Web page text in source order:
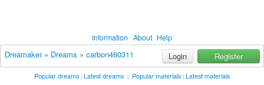
Information About Help
Dreamaker» Dreams » carbon460311 Login Register
Popular dreams | Latest dreams | Popular materials | Latest materials